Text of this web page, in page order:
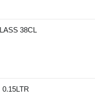
38CL